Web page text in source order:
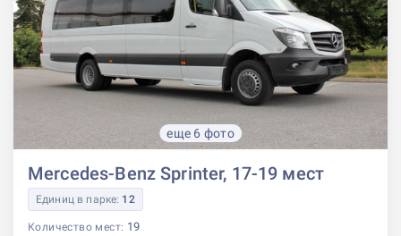
еще 6 фото
Mercedes-Benz Sprinter, 17-19 мест
Единиц в парке: 12
Количество мест: 19